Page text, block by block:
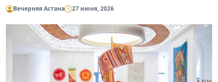
Вечерняя Астана 27 июня, 2026